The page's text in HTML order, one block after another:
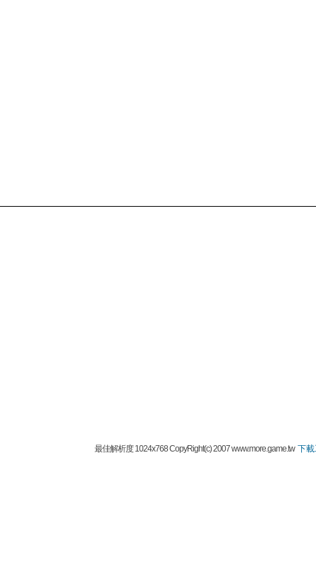
最佳解析度 1024x768 CopyRight(c) 2007 www.more.game.tw 下